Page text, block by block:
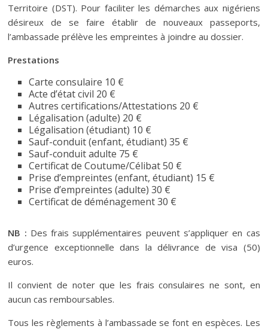
Territoire (DST). Pour faciliter les démarches aux nigériens
désireux de se faire établir de nouveaux passeports,
l’ambassade prélève les empreintes à joindre au dossier.
Prestations
Carte consulaire 10 €
Acte d’état civil 20 €
Autres certifications/Attestations 20 €
Légalisation (adulte) 20 €
Légalisation (étudiant) 10 €
Sauf-conduit (enfant, étudiant) 35 €
Sauf-conduit adulte 75 €
Certificat de Coutume/Célibat 50 €
Prise d’empreintes (enfant, étudiant) 15 €
Prise d’empreintes (adulte) 30 €
Certificat de déménagement 30 €
NB : Des frais supplémentaires peuvent s’appliquer en cas
d’urgence exceptionnelle dans la délivrance de visa (50)
euros.
Il convient de noter que les frais consulaires ne sont, en
aucun cas remboursables.
Tous les règlements à l’ambassade se font en espèces. Les